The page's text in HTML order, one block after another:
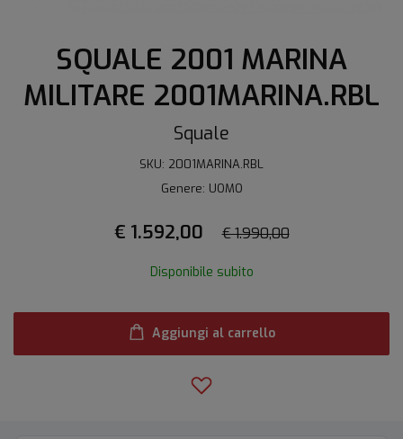
SQUALE 2001 MARINA
MILITARE 2001MARINA.RBL
Squale
SKU: 2001MARINA.RBL
Genere: UOMO
€ 1.592,00 € 1.990,00
Disponibile subito
Aggiungi al carrello